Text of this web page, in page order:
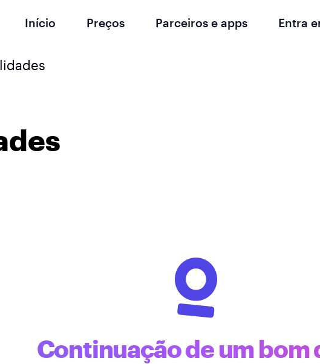
Início Preços Parceiros e apps Entra
Continuação de um bom